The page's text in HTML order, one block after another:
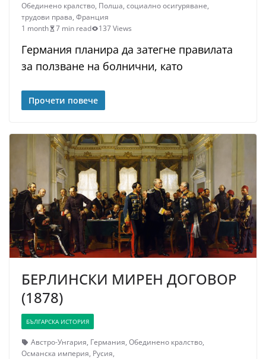
Обединено кралство, Полша, социално осигуряване,
трудови права, Франция
1 month
7 min read 137 Views
Германия планира да затегне правилата
за ползване на болнични, като
Прочети повече
БЕРЛИНСКИ МИРЕН ДОГОВОР
(1878)
БЪЛГАРСКА ИСТОРИЯ
Австро-Унгария, Германия, Обединено кралство,
Османска империя, Русия,